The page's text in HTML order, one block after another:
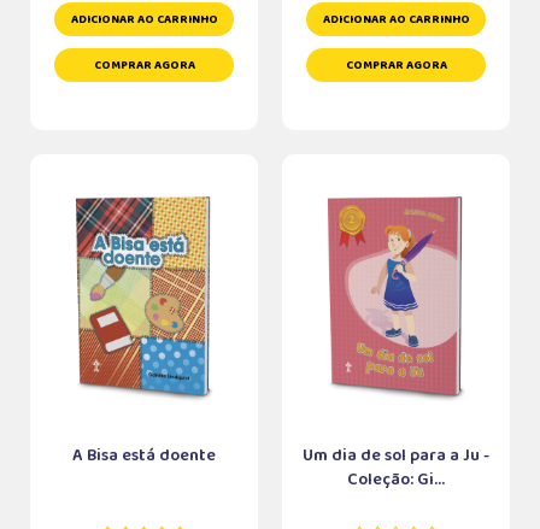
ADICIONAR AO CARRINHO
COMPRAR AGORA
ADICIONAR AO CARRINHO
COMPRAR AGORA
A Bisa está doente
Um dia de sol para a Ju -
Coleção: Gi...